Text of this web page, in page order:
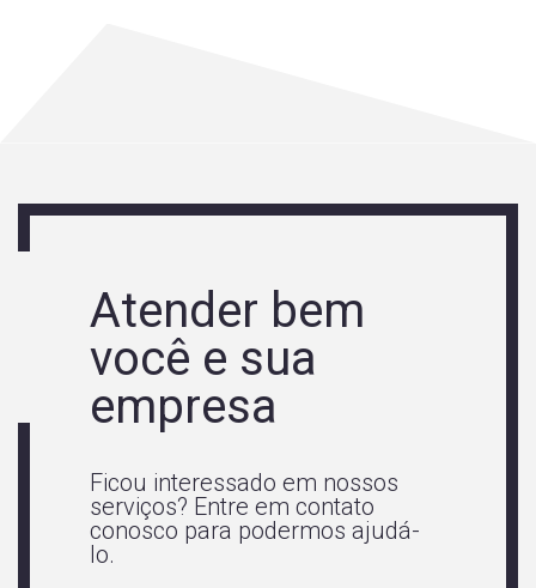
Atender bem
você e sua
empresa
Ficou interessado em nossos
serviços? Entre em contato
conosco para podermos ajudá-
lo.